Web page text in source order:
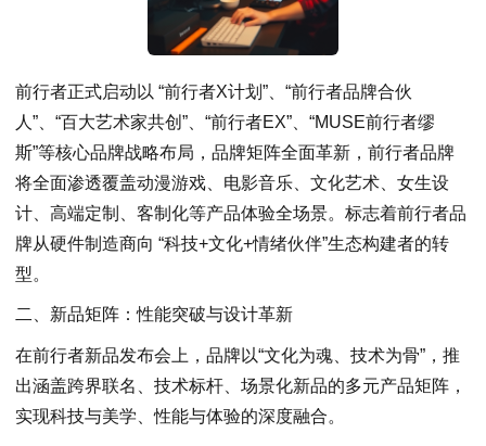
前行者正式启动以 “前行者X计划”、“前行者品牌合伙
人”、“百大艺术家共创”、“前行者EX”、“MUSE前行者缪
斯”等核心品牌战略布局，品牌矩阵全面革新，前行者品牌
将全面渗透覆盖动漫游戏、电影音乐、文化艺术、女生设
计、高端定制、客制化等产品体验全场景。标志着前行者品
牌从硬件制造商向 “科技+文化+情绪伙伴”生态构建者的转
型。
二、新品矩阵：性能突破与设计革新
在前行者新品发布会上，品牌以“文化为魂、技术为骨”，推
出涵盖跨界联名、技术标杆、场景化新品的多元产品矩阵，
实现科技与美学、性能与体验的深度融合。